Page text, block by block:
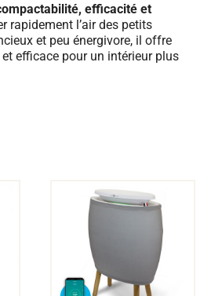
efficacité et
rapidement l’air des petits
et peu énergivore, il offre
efficace pour un intérieur plus